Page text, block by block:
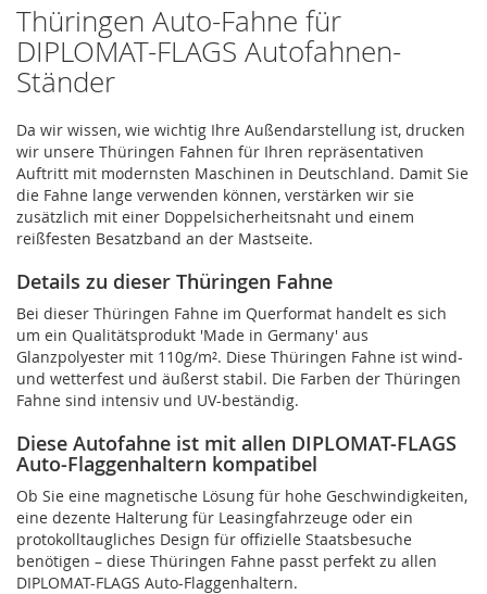
Thüringen Auto-Fahne für
DIPLOMAT-FLAGS Autofahnen-
Ständer
Da wir wissen, wie wichtig Ihre Außendarstellung ist, drucken
wir unsere Thüringen Fahnen für Ihren repräsentativen
Auftritt mit modernsten Maschinen in Deutschland. Damit Sie
die Fahne lange verwenden können, verstärken wir sie
zusätzlich mit einer Doppelsicherheitsnaht und einem
reißfesten Besatzband an der Mastseite.
Details zu dieser Thüringen Fahne
Bei dieser Thüringen Fahne im Querformat handelt es sich
um ein Qualitätsprodukt 'Made in Germany' aus
Glanzpolyester mit 110g/m². Diese Thüringen Fahne ist wind-
und wetterfest und äußerst stabil. Die Farben der Thüringen
Fahne sind intensiv und UV-beständig.
Diese Autofahne ist mit allen DIPLOMAT-FLAGS
Auto-Flaggenhaltern kompatibel
Ob Sie eine magnetische Lösung für hohe Geschwindigkeiten,
eine dezente Halterung für Leasingfahrzeuge oder ein
protokolltaugliches Design für offizielle Staatsbesuche
benötigen – diese Thüringen Fahne passt perfekt zu allen
DIPLOMAT-FLAGS Auto-Flaggenhaltern.